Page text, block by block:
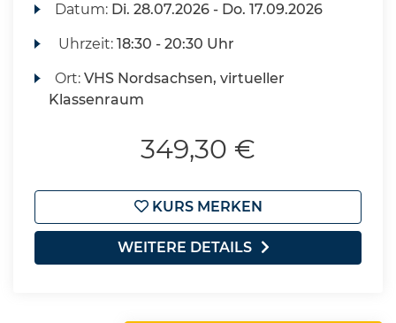
Datum: Di. 28.07.2026 - Do. 17.09.2026
Uhrzeit:18:30 - 20:30 Uhr
Ort:VHS Nordsachsen, virtueller
Klassenraum
349,30 €
KURS MERKEN
WEITERE DETAILS